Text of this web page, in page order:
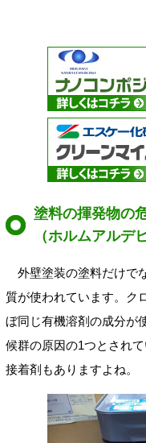
塗料の揮発物
（ホルムアルデ
外壁塗装の塗料だけで
質が使われています。ク
ぼ同じ有機溶剤の成分が
候群の原因の1つとされ
接着剤もありますよね。